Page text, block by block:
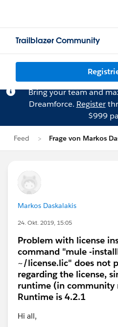
Trailblazer Community
Bring your team and
Dreamforce. Register
$999
Feed Frage von Markos
Markos Daskalakis
24. Okt. 2019, 15:05
Problem with license
command "mule -
~/license.lic" does not
regarding the license,
runtime (in community
Runtime is 4.2.1
Hi all,